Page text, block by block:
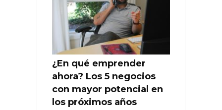
¿En qué emprender
ahora? Los 5 negocios
con mayor potencial en
los próximos años